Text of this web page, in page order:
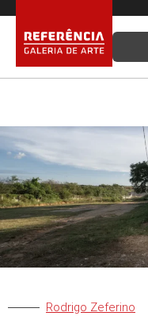
conteúdo
Rodrigo Zeferino